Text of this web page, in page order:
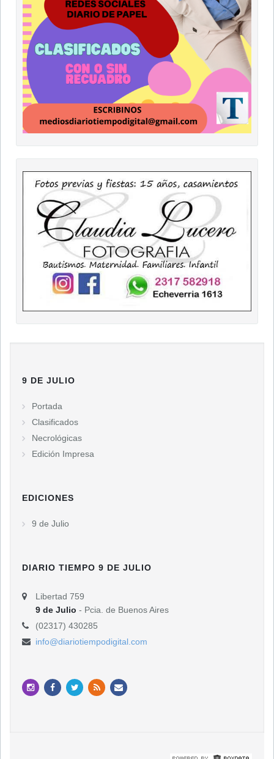
9 DE JULIO
Portada
Clasificados
Necrológicas
Edición Impresa
EDICIONES
9 de Julio
DIARIO TIEMPO 9 DE JULIO
Libertad 759
9 de Julio - Pcia. de Buenos Aires
(02317) 430285
info@diariotiempodigital.com